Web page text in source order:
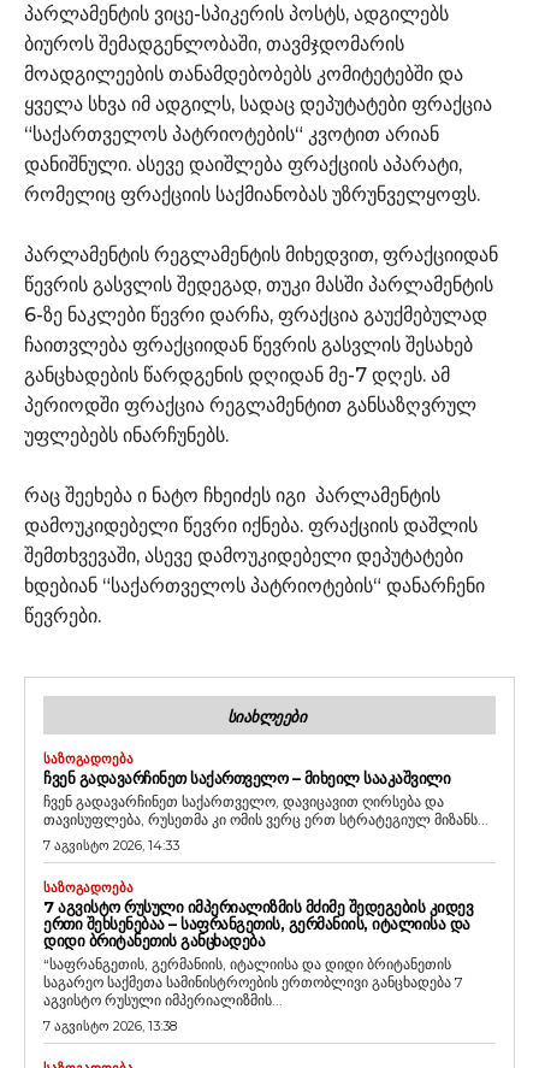
პარლამენტის ვიცე-სპიკერის პოსტს, ადგილებს
ბიუროს შემადგენლობაში, თავმჯდომარის
მოადგილეების თანამდებობებს კომიტეტებში და
ყველა სხვა იმ ადგილს, სადაც დეპუტატები ფრაქცია
“საქართველოს პატრიოტების“ კვოტით არიან
დანიშნული. ასევე დაიშლება ფრაქციის აპარატი,
რომელიც ფრაქციის საქმიანობას უზრუნველყოფს.
პარლამენტის რეგლამენტის მიხედვით, ფრაქციიდან
წევრის გასვლის შედეგად, თუკი მასში პარლამენტის
6-ზე ნაკლები წევრი დარჩა, ფრაქცია გაუქმებულად
ჩაითვლება ფრაქციიდან წევრის გასვლის შესახებ
განცხადების წარდგენის დღიდან მე-7 დღეს. ამ
პერიოდში ფრაქცია რეგლამენტით განსაზღვრულ
უფლებებს ინარჩუნებს.
რაც შეეხება ი ნატო ჩხეიძეს იგი პარლამენტის
დამოუკიდებელი წევრი იქნება. ფრაქციის დაშლის
შემთხვევაში, ასევე დამოუკიდებელი დეპუტატები
ხდებიან “საქართველოს პატრიოტების“ დანარჩენი
წევრები.
ᲡᲘᲐᲮᲚᲔᲔᲑᲘ
ᲡᲐᲖᲝᲒᲐᲓᲝᲔᲑᲐ
ᲩᲕᲔᲜ ᲒᲐᲓᲐᲕᲐᲠᲩᲘᲜᲔᲗ ᲡᲐᲥᲐᲠᲗᲕᲔᲚᲝ – ᲛᲘᲮᲔᲘᲚ ᲡᲐᲐᲙᲐᲨᲕᲘᲚᲘ
ჩვენ გადავარჩინეთ საქართველო, დავიცავით ღირსება და
თავისუფლება, რუსეთმა კი ომის ვერც ერთ სტრატეგიულ მიზანს...
7 აგვისტო 2026, 14:33
ᲡᲐᲖᲝᲒᲐᲓᲝᲔᲑᲐ
7 ᲐᲒᲕᲘᲡᲢᲝ ᲠᲣᲡᲣᲚᲘ ᲘᲛᲞᲔᲠᲘᲐᲚᲘᲖᲛᲘᲡ ᲛᲫᲘᲛᲔ ᲨᲔᲓᲔᲒᲔᲑᲘᲡ ᲙᲘᲓᲔᲕ
ᲔᲠᲗᲘ ᲨᲔᲮᲡᲔᲜᲔᲑᲐᲐ – ᲡᲐᲤᲠᲐᲜᲒᲔᲗᲘᲡ, ᲒᲔᲠᲛᲐᲜᲘᲘᲡ, ᲘᲢᲐᲚᲘᲘᲡᲐ ᲓᲐ
ᲓᲘᲓᲘ ᲑᲠᲘᲢᲐᲜᲔᲗᲘᲡ ᲒᲐᲜᲪᲮᲐᲓᲔᲑᲐ
“საფრანგეთის, გერმანიის, იტალიისა და დიდი ბრიტანეთის
საგარეო საქმეთა სამინისტროების ერთობლივი განცხადება 7
აგვისტო რუსული იმპერიალიზმის...
7 აგვისტო 2026, 13:38